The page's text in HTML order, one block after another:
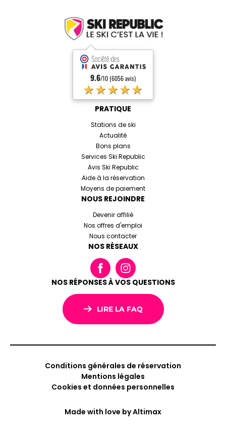
9.6/10 (6056 avis)
★★★★★
PRATIQUE
Stations de ski
Actualité
Bons plans
Services Ski Republic
Avis Ski Republic
Aide à la réservation
Moyens de paiement
NOUS REJOINDRE
Devenir affilié
Nos offres d'emploi
Nous contacter
NOS RÉSEAUX
NOS RÉPONSES À VOS QUESTIONS
LIRE LA FAQ
Conditions générales de réservation
Mentions légales
Cookies et données personnelles
Made with love byAltimax